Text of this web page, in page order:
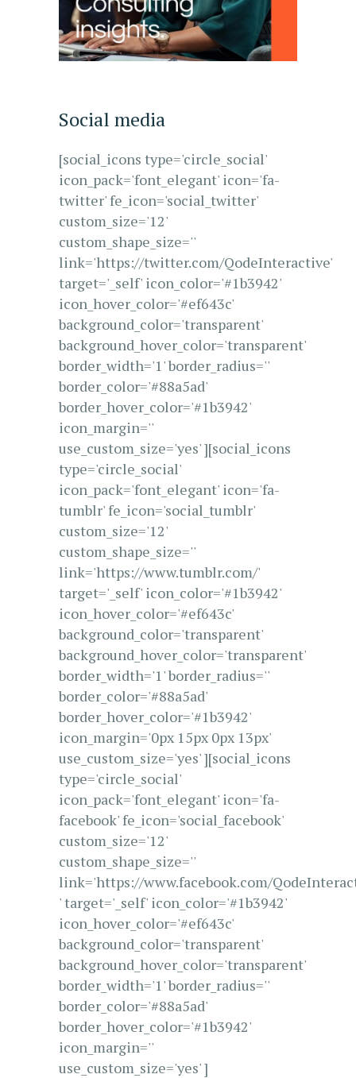
Social media
[social_icons type='circle_social'
icon_pack='font_elegant' icon='fa-
twitter' fe_icon='social_twitter'
custom_size='12'
custom_shape_size=''
link='https://twitter.com/QodeInteractive'
target='_self' icon_color='#1b3942'
icon_hover_color='#ef643c'
background_color='transparent'
background_hover_color='transparent'
border_width='1' border_radius=''
border_color='#88a5ad'
border_hover_color='#1b3942'
icon_margin=''
use_custom_size='yes' ][social_icons
type='circle_social'
icon_pack='font_elegant' icon='fa-
tumblr' fe_icon='social_tumblr'
custom_size='12'
custom_shape_size=''
link='https://www.tumblr.com/'
target='_self' icon_color='#1b3942'
icon_hover_color='#ef643c'
background_color='transparent'
background_hover_color='transparent'
border_width='1' border_radius=''
border_color='#88a5ad'
border_hover_color='#1b3942'
icon_margin='0px 15px 0px 13px'
use_custom_size='yes' ][social_icons
type='circle_social'
icon_pack='font_elegant' icon='fa-
facebook' fe_icon='social_facebook'
custom_size='12'
custom_shape_size=''
link='https://www.facebook.com/
' target='_self' icon_color='#1b3942'
icon_hover_color='#ef643c'
background_color='transparent'
background_hover_color='transparent'
border_width='1' border_radius=''
border_color='#88a5ad'
border_hover_color='#1b3942'
icon_margin=''
use_custom_size='yes' ]